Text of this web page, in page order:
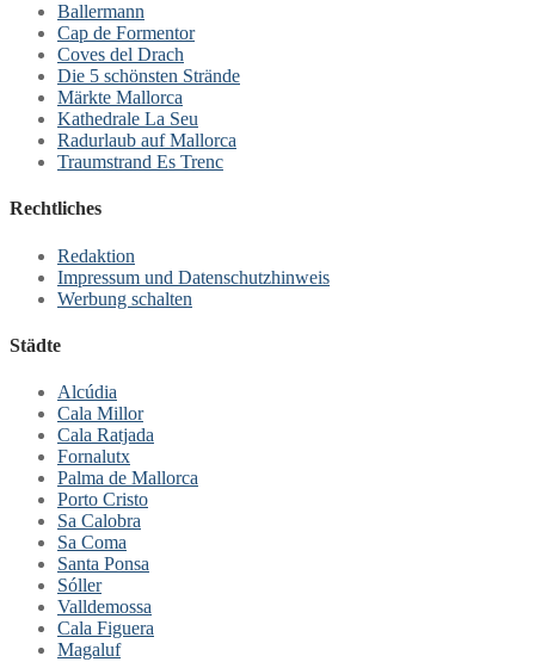
Ballermann
Cap de Formentor
Coves del Drach
Die 5 schönsten Strände
Märkte Mallorca
Kathedrale La Seu
Radurlaub auf Mallorca
Traumstrand Es Trenc
Rechtliches
Redaktion
Impressum und Datenschutzhinweis
Werbung schalten
Städte
Alcúdia
Cala Millor
Cala Ratjada
Fornalutx
Palma de Mallorca
Porto Cristo
Sa Calobra
Sa Coma
Santa Ponsa
Sóller
Valldemossa
Cala Figuera
Magaluf